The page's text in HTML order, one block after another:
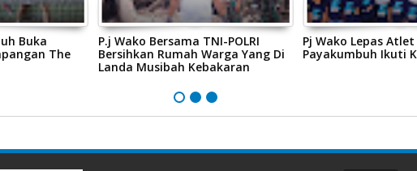
Buka
The
P.j Wako Bersama TNI-POLRI
Bersihkan Rumah Warga Yang Di
Landa Musibah Kebakaran
Pj Wako Lepas
Payakumbuh Ikuti